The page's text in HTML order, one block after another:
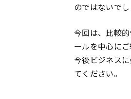
のではないでし
今回は、比較
ールを中心にご
今後ビジネス
てください。